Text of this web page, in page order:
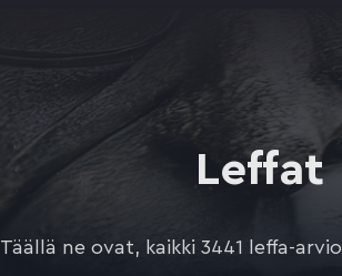
Leffat
Täällä ne ovat, kaikki 3441 leffa-